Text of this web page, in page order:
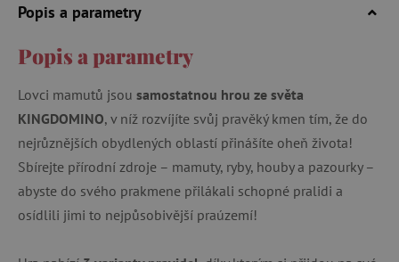
Popis a parametry
Popis a parametry
Lovci mamutů jsou samostatnou hrou ze světa
KINGDOMINO, v níž rozvíjíte svůj pravěký kmen tím, že do
nejrůznějších obydlených oblastí přinášíte oheň života!
Sbírejte přírodní zdroje – mamuty, ryby, houby a pazourky –
abyste do svého prakmene přilákali schopné pralidi a
osídlili jimi to nejpůsobivější praúzemí!